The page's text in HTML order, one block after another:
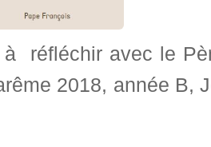
réfléchir avec le
2018, année B,